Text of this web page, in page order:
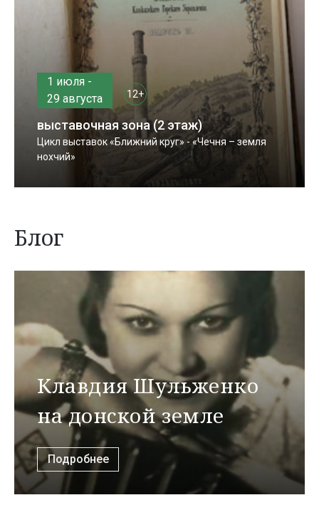
1 июля -
29 августа
12+
выставочная зона (2 этаж)
Цикл выставок «Ближний круг» - «Чечня – земля
нохчий»
Блог
Клавдия Шульженко
на донской земле
Подробнее